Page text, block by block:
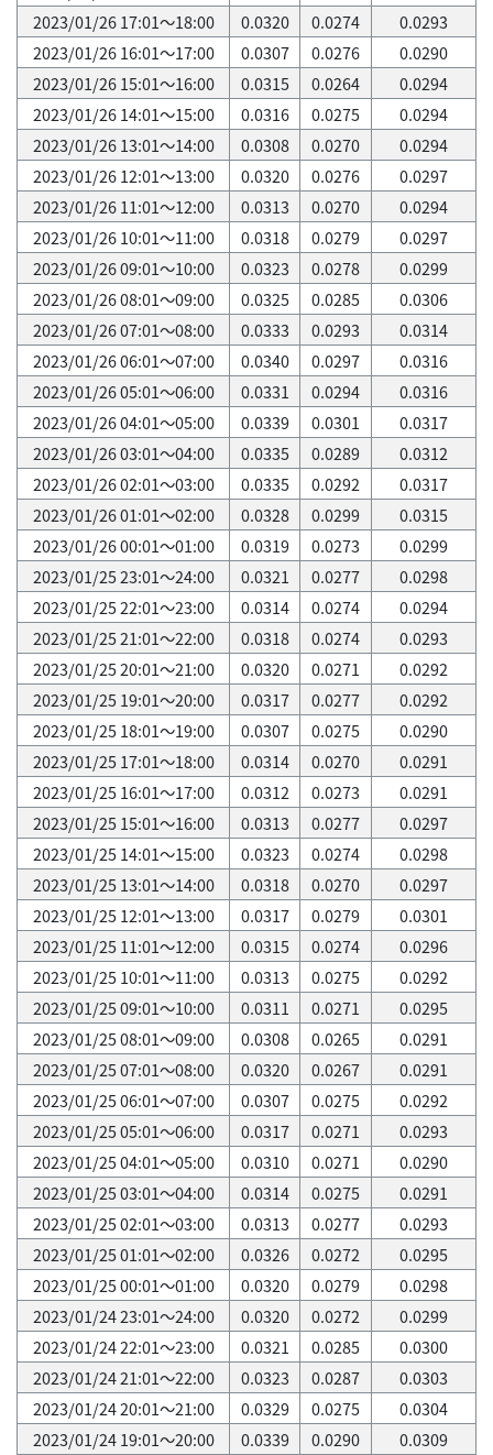
2023/01/26 17:01～18:00
0.0320 0.0274
0.0293
2023/01/26 16:01～17:00
0.0307 0.0276
0.0290
2023/01/26 15:01～16:00
0.0315 0.0264
0.0294
2023/01/26 14:01～15:00
0.0316 0.0275
0.0294
2023/01/26 13:01～14:00
0.0308 0.0270
0.0294
2023/01/26 12:01～13:00
0.0320 0.0276
0.0297
2023/01/26 11:01～12:00
0.0313 0.0270
0.0294
2023/01/26 10:01～11:00
0.0318 0.0279
0.0297
2023/01/26 09:01～10:00
0.0323 0.0278
0.0299
2023/01/26 08:01～09:00
0.0325 0.0285
0.0306
2023/01/26 07:01～08:00
0.0333 0.0293
0.0314
2023/01/26 06:01～07:00
0.0340 0.0297
0.0316
2023/01/26 05:01～06:00
0.0331 0.0294
0.0316
2023/01/26 04:01～05:00
0.0339 0.0301
0.0317
2023/01/26 03:01～04:00
0.0335 0.0289
0.0312
2023/01/26 02:01～03:00
0.0335 0.0292
0.0317
2023/01/26 01:01～02:00
0.0328 0.0299
0.0315
2023/01/26 00:01～01:00
0.0319 0.0273
0.0299
2023/01/25 23:01～24:00
0.0321 0.0277
0.0298
2023/01/25 22:01～23:00
0.0314 0.0274
0.0294
2023/01/25 21:01～22:00
0.0318 0.0274
0.0293
2023/01/25 20:01～21:00
0.0320 0.0271
0.0292
2023/01/25 19:01～20:00
0.0317 0.0277
0.0292
2023/01/25 18:01～19:00
0.0307 0.0275
0.0290
2023/01/25 17:01～18:00
0.0314 0.0270
0.0291
2023/01/25 16:01～17:00
0.0312 0.0273
0.0291
2023/01/25 15:01～16:00
0.0313 0.0277
0.0297
2023/01/25 14:01～15:00
0.0323 0.0274
0.0298
2023/01/25 13:01～14:00
0.0318 0.0270
0.0297
2023/01/25 12:01～13:00
0.0317 0.0279
0.0301
2023/01/25 11:01～12:00
0.0315 0.0274
0.0296
2023/01/25 10:01～11:00
0.0313 0.0275
0.0292
2023/01/25 09:01～10:00
0.0311 0.0271
0.0295
2023/01/25 08:01～09:00
0.0308 0.0265
0.0291
2023/01/25 07:01～08:00
0.0320 0.0267
0.0291
2023/01/25 06:01～07:00
0.0307 0.0275
0.0292
2023/01/25 05:01～06:00
0.0317 0.0271
0.0293
2023/01/25 04:01～05:00
0.0310 0.0271
0.0290
2023/01/25 03:01～04:00
0.0314 0.0275
0.0291
2023/01/25 02:01～03:00
0.0313 0.0277
0.0293
2023/01/25 01:01～02:00
0.0326 0.0272
0.0295
2023/01/25 00:01～01:00
0.0320 0.0279
0.0298
2023/01/24 23:01～24:00
0.0320 0.0272
0.0299
2023/01/24 22:01～23:00
0.0321 0.0285
0.0300
2023/01/24 21:01～22:00
0.0323 0.0287
0.0303
2023/01/24 20:01～21:00
0.0329 0.0275
0.0304
2023/01/24 19:01～20:00
0.0339 0.0290
0.0309